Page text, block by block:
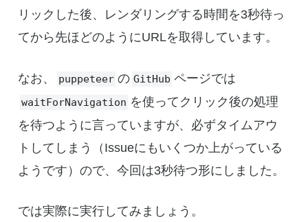
リックした後、レンダリングする時間を3秒待っ
てから先ほどのようにURLを取得しています。
なお、 puppeteer の GitHub ページでは
waitForNavigation を使ってクリック後の処理
を待つように言っていますが、必ずタイムアウ
トしてしまう（Issueにもいくつか上がっている
ようです）ので、今回は3秒待つ形にしました。
では実際に実行してみましょう。